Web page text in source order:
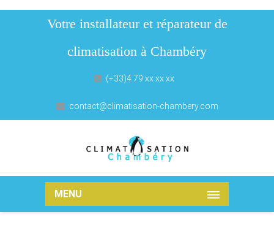
Votre installateur et réparateur de
climatisation à Chambéry
(+33)4 79 xx xx xx
contact@climatisation-chambery.com
MENU